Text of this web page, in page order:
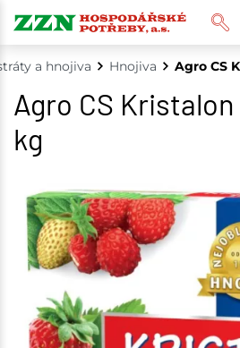
a hnojiva Hnojiva Agro CS
Agro CS
kg